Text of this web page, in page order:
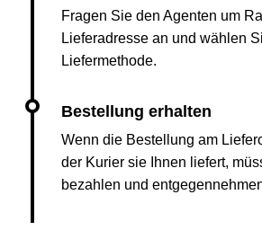
Fragen Sie den Agenten um
Lieferadresse an und wählen
Liefermethode.
Wenn die Bestellung am
der Kurier sie Ihnen liefert,
bezahlen und